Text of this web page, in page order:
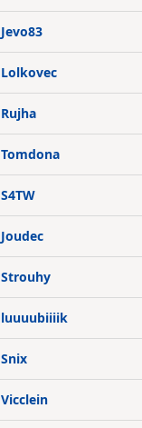
Jevo83
Lolkovec
Rujha
Tomdona
S4TW
Joudec
Strouhy
luuuubiiiik
Snix
Vicclein